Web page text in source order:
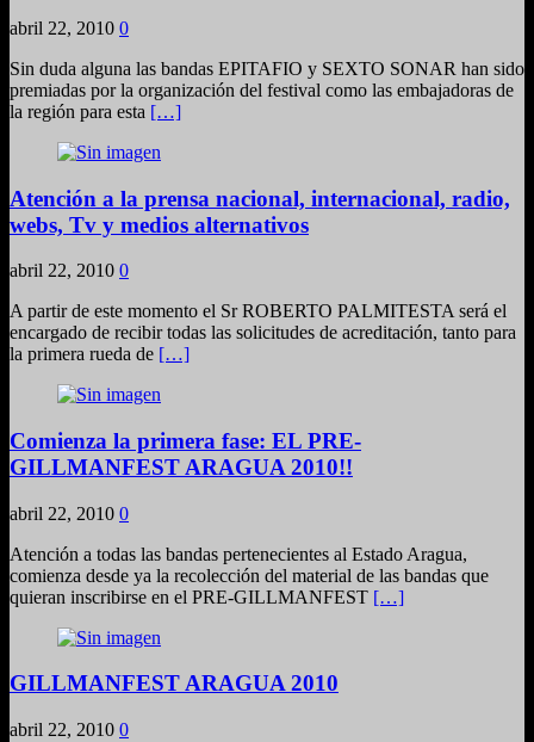
abril 22, 2010 0
Sin duda alguna las bandas EPITAFIO y SEXTO SONAR han sido
premiadas por la organización del festival como las embajadoras de
la región para esta […]
Atención a la prensa nacional, internacional, radio,
webs, Tv y medios alternativos
abril 22, 2010 0
A partir de este momento el Sr ROBERTO PALMITESTA será el
encargado de recibir todas las solicitudes de acreditación, tanto para
la primera rueda de […]
Comienza la primera fase: EL PRE-
GILLMANFEST ARAGUA 2010!!
abril 22, 2010 0
Atención a todas las bandas pertenecientes al Estado Aragua,
comienza desde ya la recolección del material de las bandas que
quieran inscribirse en el PRE-GILLMANFEST […]
GILLMANFEST ARAGUA 2010
abril 22, 2010 0